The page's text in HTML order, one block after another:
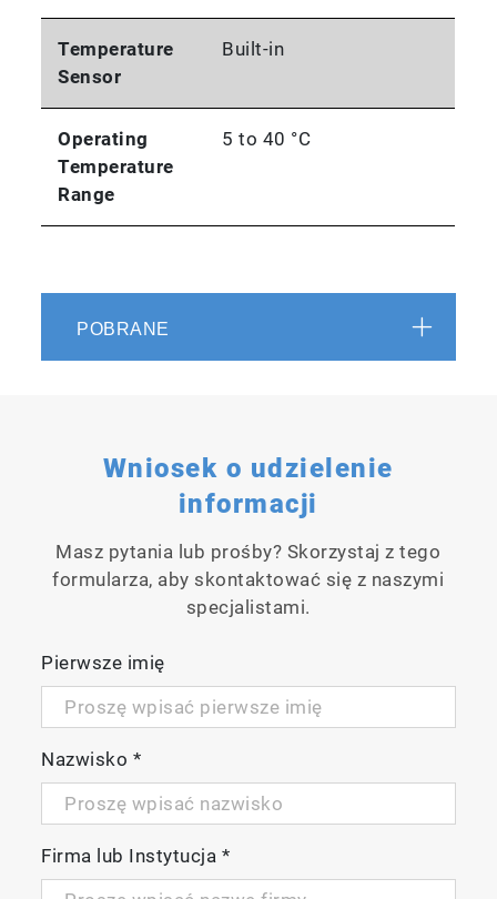
Temperature
Sensor
Built-in
Operating
Temperature
Range
5 to 40 °C
POBRANE
Wniosek o udzielenie
informacji
Masz pytania lub prośby? Skorzystaj z tego
formularza, aby skontaktować się z naszymi
specjalistami.
Pierwsze imię
Nazwisko *
Firma lub Instytucja *